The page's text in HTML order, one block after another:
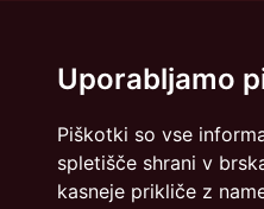
Uporabljamo
Piškotki so vse
spletišče shrani v
kasneje prikliče z